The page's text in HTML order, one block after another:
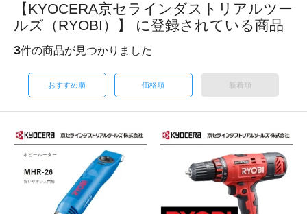
【KYOCERA京セラインダストリアルツー
ルズ（RYOBI）】 に登録されている商品
3件の商品が見つかりました
おすすめ順 価格順 新着順